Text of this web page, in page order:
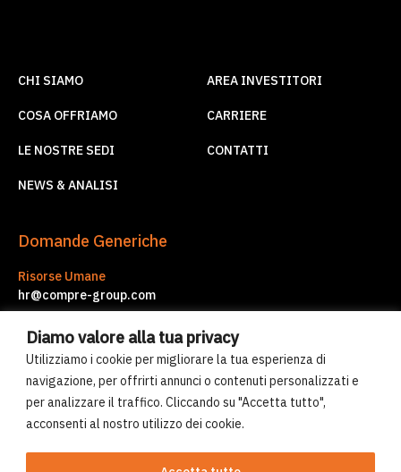
Diamo valore alla tua privacy
Utilizziamo i cookie per migliorare la tua esperienza di
navigazione, per offrirti annunci o contenuti personalizzati e
per analizzare il traffico. Cliccando su "Accetta tutto",
acconsenti al nostro utilizzo dei cookie.
CHI SIAMO
COSA OFFRIAMO
LE NOSTRE SEDI
NEWS & ANALISI
AREA INVESTITORI
CARRIERE
CONTATTI
Domande Generiche
Risorse Umane
hr@compre-group.com
Servizi d'Impresa
corporate.services@compre-group.com
© Compre Group 2026
Uso dei cookies